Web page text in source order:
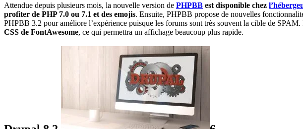
Attendue depuis plusieurs mois, la nouvelle version de PHPBB est disponible chez
profiter de PHP 7.0 ou 7.1 et des emojis. Ensuite, PHPBB propose de nouvelles
PHPBB 3.2 pour améliore l’expérience puisque les forums sont très souvent la cible de
CSS de FontAwesome, ce qui permettra un affichage beaucoup plus rapide.